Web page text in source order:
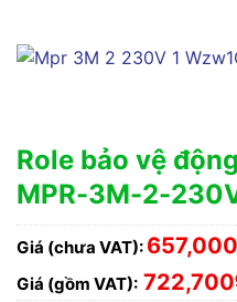
Role bảo vệ
MPR-3M-2-
Giá (chưa VAT): 657,000
Giá (gồm VAT): 722,700